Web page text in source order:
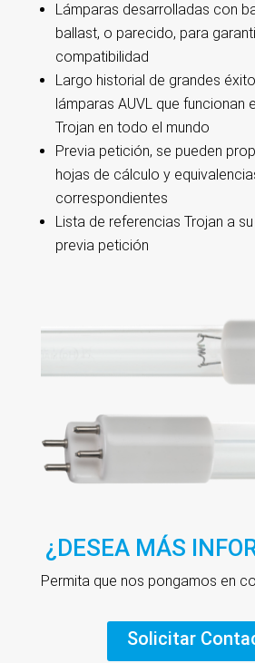
Lámparas desarrolladas con
ballast, o parecido, para
compatibilidad
Largo historial de grandes
lámparas AUVL que funcionan
Trojan en todo el mundo
Previa petición, se pueden
hojas de cálculo y
correspondientes
Lista de referencias Trojan a
previa petición
¿DESEA MÁS
Permita que nos pongamos en
Solicitar